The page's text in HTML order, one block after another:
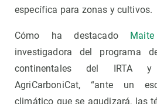
específica para zonas y cultivos.
Cómo ha destacado
investigadora del programa
continentales del IRTA y
AgriCarboniCat, “ante un
climático que se agudizará, las